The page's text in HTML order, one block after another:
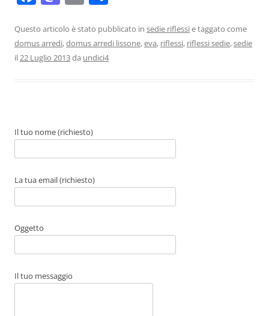
c
e
k
st
o
ai
l
n
di
Questo articolo è stato pubblicato in sedie riflessie taggato come
domus arredi,domus arredi lissone,eva, riflessi, riflessi sedie,sedie
il22 Luglio 2013da undici4
Il tuo nome (richiesto)
La tua email (richiesto)
Oggetto
Il tuo messaggio